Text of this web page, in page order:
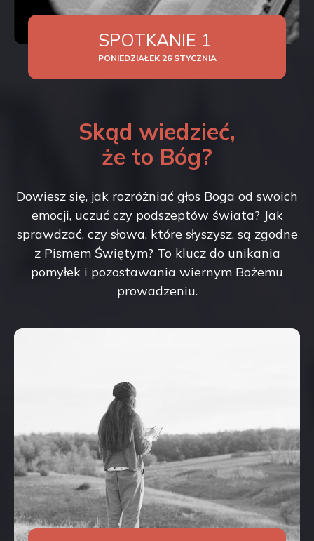
SPOTKANIE 1
PONIEDZIAŁEK 26 STYCZNIA
Skąd wiedzieć,
że to Bóg?
Dowiesz się, jak rozróżniać głos Boga od swoich
emocji, uczuć czy podszeptów świata? Jak
sprawdzać, czy słowa, które słyszysz, są zgodne
z Pismem Świętym? To klucz do unikania
pomyłek i pozostawania wiernym Bożemu
prowadzeniu.